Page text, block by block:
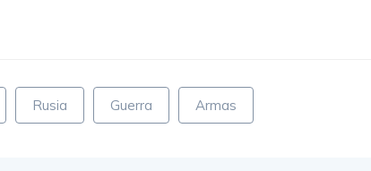
Rusia Guerra Armas